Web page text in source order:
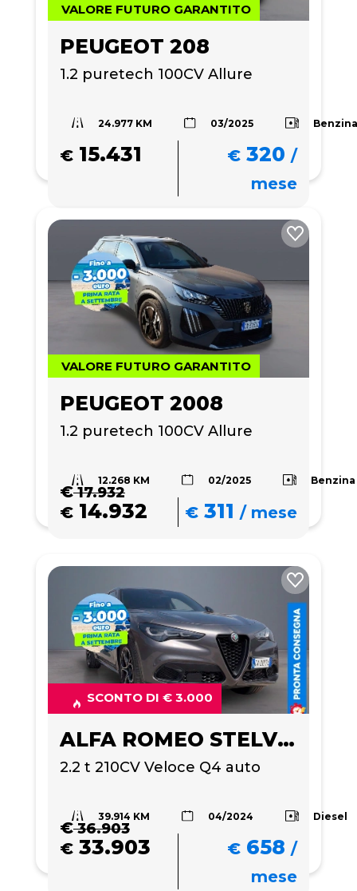
VALORE FUTURO GARANTITO
PEUGEOT 208
1.2 puretech 100CV Allure
24.977 KM 03/2025
€ 15.431 € 320 /
mese
VALORE FUTURO GARANTITO
PEUGEOT 2008
1.2 puretech 100CV Allure
12.268 KM 02/2025 Benzina
€17.932
€ 14.932 € 311 /mese
SCONTO DI € 3.000
ALFA ROMEO STELVIO
2.2 t 210CV Veloce Q4 auto
39.914 KM 04/2024 Diesel
€36.903
€ 33.903 € 658 /
mese